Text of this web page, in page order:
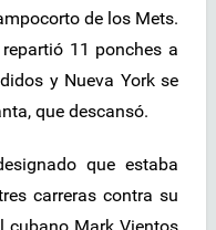
de los Mets.
11 ponches a
y Nueva York se
que descansó.
que estaba
carreras contra su